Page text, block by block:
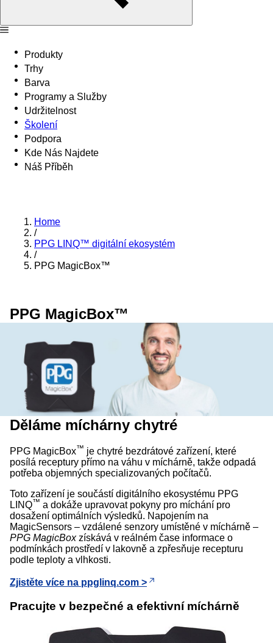
Produkty
Trhy
Barva
Programy a Služby
Udržitelnost
Školení
Podpora
Kde Nás Najdete
Náš Příběh
Home
/
PPG LINQ™ digitální ekosystém
/
PPG MagicBox™
PPG MagicBox™
Děláme míchárny chytré
PPG MagicBox™ je chytré bezdrátové zařízení, které
posílá receptury přímo na váhu v míchárně, takže odpadá
potřeba objemných specializovaných počítačů.
Toto zařízení je součástí digitálního ekosystému PPG
LINQ™ a dokáže upravovat pokyny pro míchání pro
dosažení optimálních výsledků. Napojením na
MagicSensors – vzdálené senzory umístěné v míchárně –
PPG MagicBoxzískává v reálném čase informace o
podmínkách prostředí v lakovně a zpřesňuje recepturu
podle teploty a vlhkosti.
Zjistěte více na ppglinq.com >
Pracujte v bezpečné a efektivní míchárně